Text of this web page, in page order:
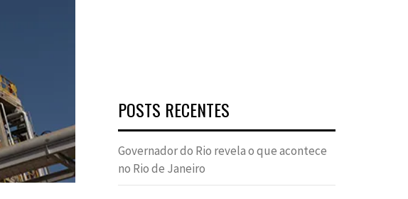
POSTS RECENTES
Governador do Rio revela o que acontece
no Rio de Janeiro